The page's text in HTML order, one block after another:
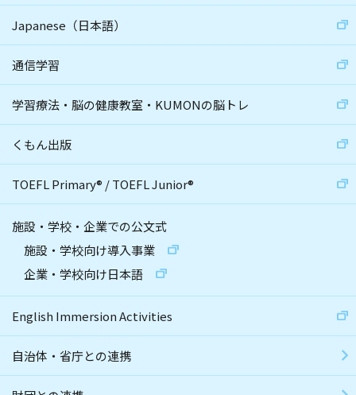
Japanese（日本語）
通信学習
学習療法・脳の健康教室・KUMONの脳トレ
くもん出版
TOEFL Primary® /TOEFL Junior®
施設・学校・企業での公文式
施設・学校向け導入事業
企業・学校向け日本語
English Immersion Activities
自治体・省庁との連携